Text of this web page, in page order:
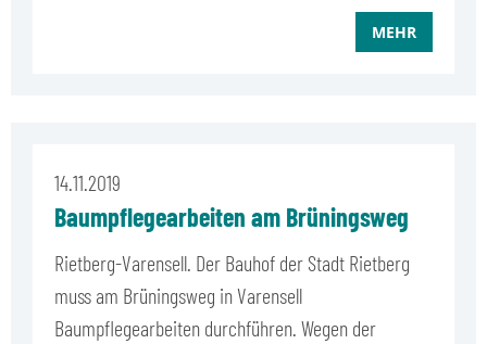
MEHR
14.11.2019
Baumpflegearbeiten am Brüningsweg
Rietberg-Varensell. Der Bauhof der Stadt Rietberg
muss am Brüningsweg in Varensell
Baumpflegearbeiten durchführen. Wegen der